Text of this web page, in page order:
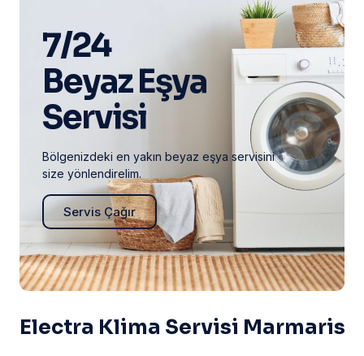
7/24
Beyaz Eşya
Servisi
Bölgenizdeki en yakın beyaz eşya servisini
size yönlendirelim.
Servis Çağır
Electra Klima Servisi Marmaris